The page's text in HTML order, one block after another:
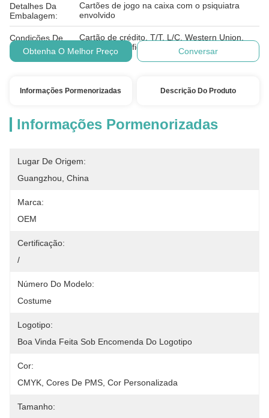
Detalhes Da
Embalagem:
Cartões de jogo na caixa com o psiquiatra
envolvido
Condições De
Pagamento:
Cartão de crédito, T/T, L/C, Western Union,
Paypal, E-verificando, D/A, D/P, MoneyGram
Obtenha O Melhor Preço Conversar
Informações Pormenorizadas Descrição Do Produto
Informações Pormenorizadas
Lugar De Origem:
Guangzhou, China
Marca:
OEM
Certificação:
/
Número Do Modelo:
Costume
Logotipo:
Boa Vinda Feita Sob Encomenda Do Logotipo
Cor:
CMYK, Cores De PMS, Cor Personalizada
Tamanho: